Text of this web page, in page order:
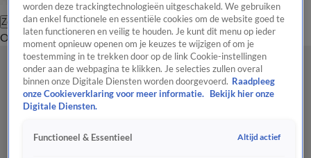
Zoeken
OverzichtRegioUitzendingenWeerTip de redactiePanelVideo's
worden deze trackingtechnologieën uitgeschakeld. We gebruiken
dan enkel functionele en essentiële cookies om de website goed te
laten functioneren en veilig te houden. Je kunt dit menu op ieder
moment opnieuw openen om je keuzes te wijzigen of om je
toestemming in te trekken door op de link Cookie-instellingen
onder aan de webpagina te klikken. Je selecties zullen overal
binnen onze Digitale Diensten worden doorgevoerd. Raadpleeg
onze Cookieverklaring voor meer informatie.
Bekijk hier onze
Digitale Diensten.
Functioneel & Essentieel Altijd actief